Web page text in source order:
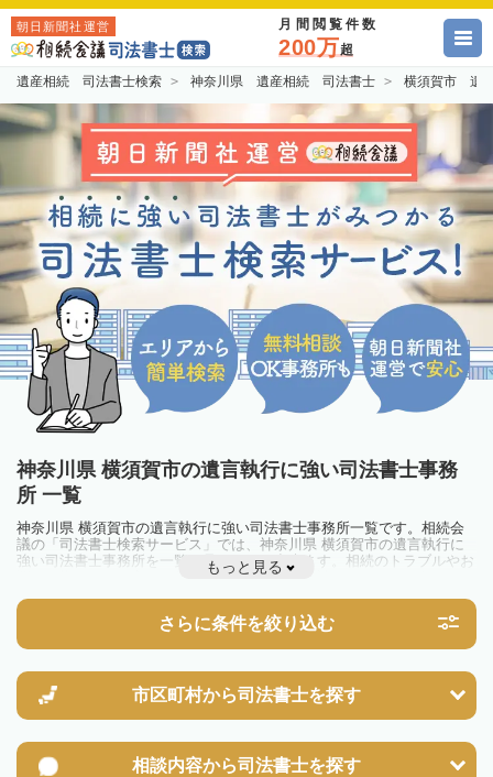
朝日新聞社運営 月間閲覧件数
200万超
遺産相続 司法書士検索 神奈川県 遺産相続 司法書士 横須賀市 遺
神奈川県 横須賀市の遺言執行に強い司法書士事務
所 一覧
神奈川県 横須賀市の遺言執行に強い司法書士事務所一覧です。相続会
議の「司法書士検索サービス」では、神奈川県 横須賀市の遺言執行に
強い司法書士事務所を一覧で見ることが出来ます。相続のトラブルやお
悩みを抱えている方は一度近隣の司法書士に相談してみましょう。
もっと見る
さらに条件を絞り込む
市区町村から司法書士を探す
相談内容から司法書士を探す